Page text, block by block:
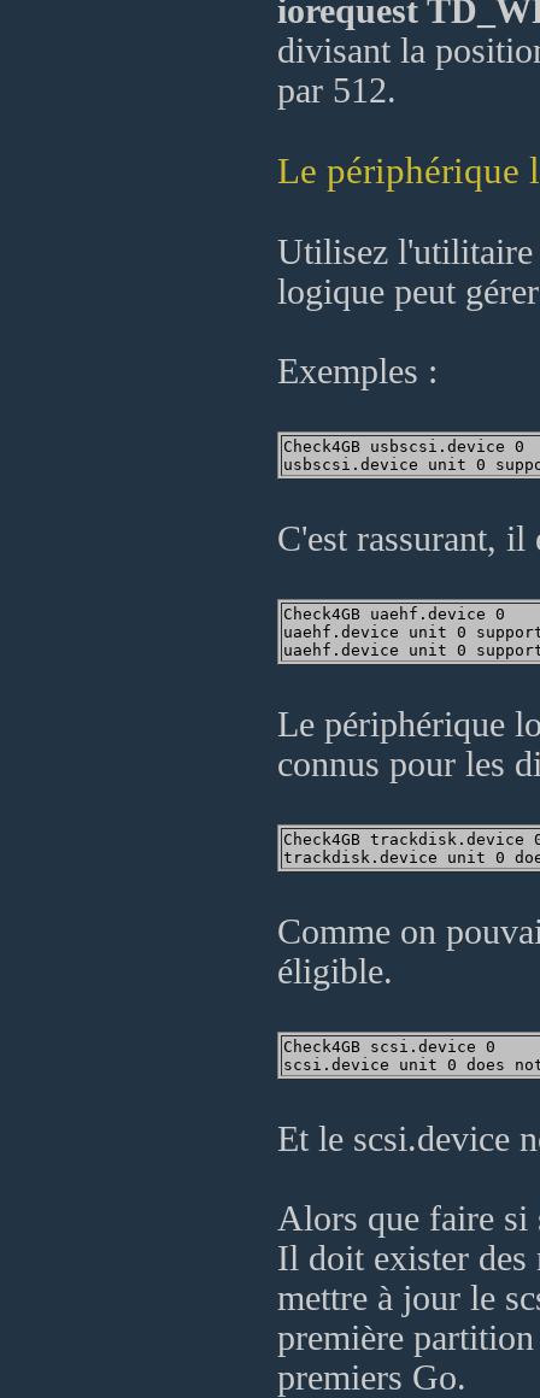
iorequest
divisant la
par 512.
Le périphérique
Utilisez
logique peut
Exemples :
Check4GB usbscsi.device 0
C'est rassurant,
Check4GB uaehf.device 0
uaehf.device unit 0 supports
Le périphérique
connus pour les
Check4GB trackdisk.device
Comme on
éligible.
Check4GB scsi.device 0
Et le scsi.device
Alors que faire si
Il doit exister des
mettre à jour le
première
premiers Go.